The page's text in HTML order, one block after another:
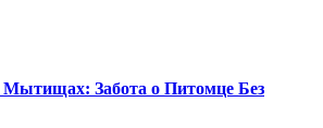
Мытищах: Забота о Питомце Без